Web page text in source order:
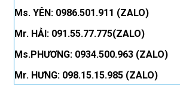
Ms. YÊN: 0986.501.911 (ZALO)
Mr. HẢI: 091.55.77.775(ZALO)
Ms.PHƯƠNG: 0934.500.963 (ZALO)
Mr. HƯNG: 098.15.15.985 (ZALO)